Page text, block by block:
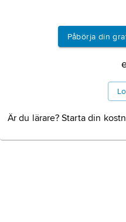
Påbörja din
Är du lärare? Starta din